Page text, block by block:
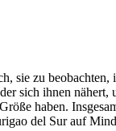
zu
sich ihnen
haben.
del Sur auf